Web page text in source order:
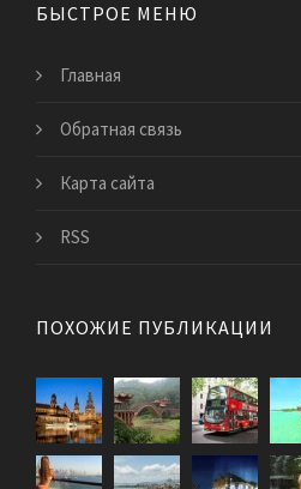
БЫСТРОЕ МЕНЮ
Главная
Обратная связь
Карта сайта
RSS
ПОХОЖИЕ ПУБЛИКАЦИИ